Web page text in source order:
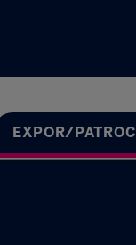
EXPOR/